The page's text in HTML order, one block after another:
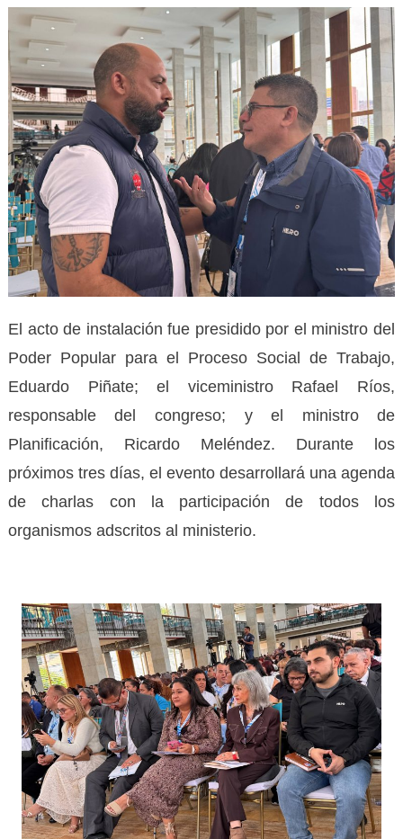
El acto de instalación fue presidido por el ministro del
Poder Popular para el Proceso Social de Trabajo,
Eduardo Piñate; el viceministro Rafael Ríos,
responsable del congreso; y el ministro de
Planificación, Ricardo Meléndez. Durante los
próximos tres días, el evento desarrollará una agenda
de charlas con la participación de todos los
organismos adscritos al ministerio.